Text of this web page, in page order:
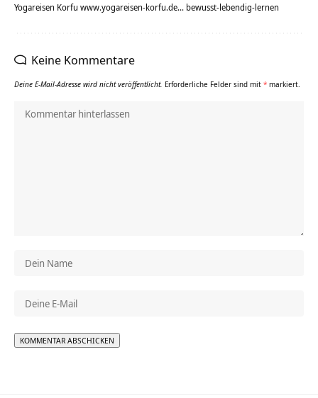
Yogareisen Korfu www.yogareisen-korfu.de... bewusst-lebendig-lernen
Keine Kommentare
Deine E-Mail-Adresse wird nicht veröffentlicht. Erforderliche Felder sind mit * markiert.